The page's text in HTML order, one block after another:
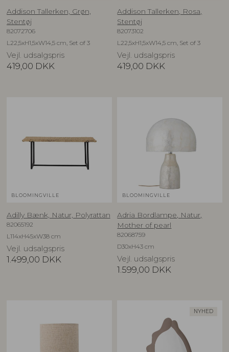
Addison Tallerken, Grøn,
Stentøj
82072706
L22,5xH1,5xW14,5 cm, Set of 3
Vejl. udsalgspris
419,00 DKK
Addison Tallerken, Rosa,
Stentøj
82073102
L22,5xH1,5xW14,5 cm, Set of 3
Vejl. udsalgspris
419,00 DKK
BLOOMINGVILLE
Adilly Bænk, Natur, Polyrattan
82065192
L114xH45xW38 cm
Vejl. udsalgspris
1.499,00 DKK
BLOOMINGVILLE
Adria Bordlampe, Natur,
Mother of pearl
82068759
D30xH43 cm
Vejl. udsalgspris
1.599,00 DKK
NYHED